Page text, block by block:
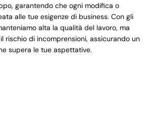
garantendo che ogni modifica o
alle tue esigenze di business. Con gli
alta la qualità del lavoro, ma
rischio di incomprensioni, assicurando un
supera le tue aspettative.